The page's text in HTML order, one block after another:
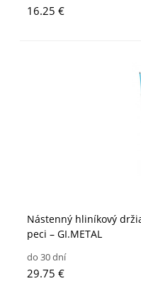
16.25 €
Nástenný hliníkový
peci – GI.METAL
do 30 dní
29.75 €